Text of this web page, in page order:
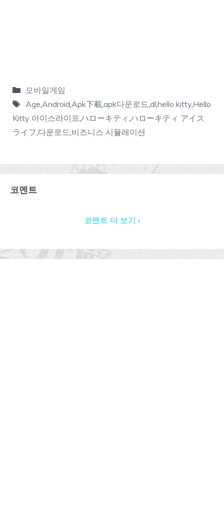
모바일게임
Age Android Apk下載 apk다운로드 dl hello kitty, Hello
Kitty 아이스라이프 ハローキティ ハローキティ アイス
ライフ 다운로드 비즈니스 시뮬레이션
코멘트
코멘트 더 보기 ›